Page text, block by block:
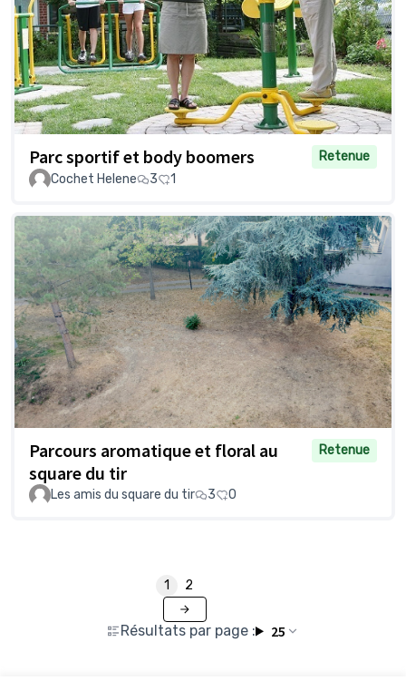
Parc sportif et body boomers
Retenue
Cochet Helene
3 1
Parcours aromatique et floral au
square du tir
Retenue
Les amis du square du tir 3 0
Résultats par page : 25
1 2